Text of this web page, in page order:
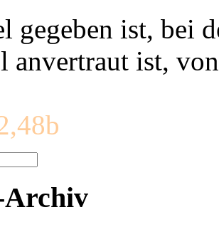
gegeben ist, bei
anvertraut ist,